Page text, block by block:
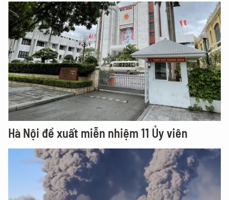
Hà Nội đề xuất miễn nhiệm 11 Ủy viên